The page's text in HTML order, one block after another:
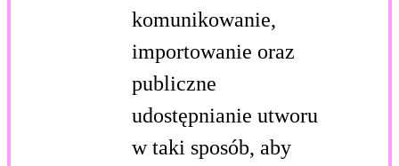
komunikowanie,
importowanie oraz
publiczne
udostępnianie utworu
w taki sposób, aby